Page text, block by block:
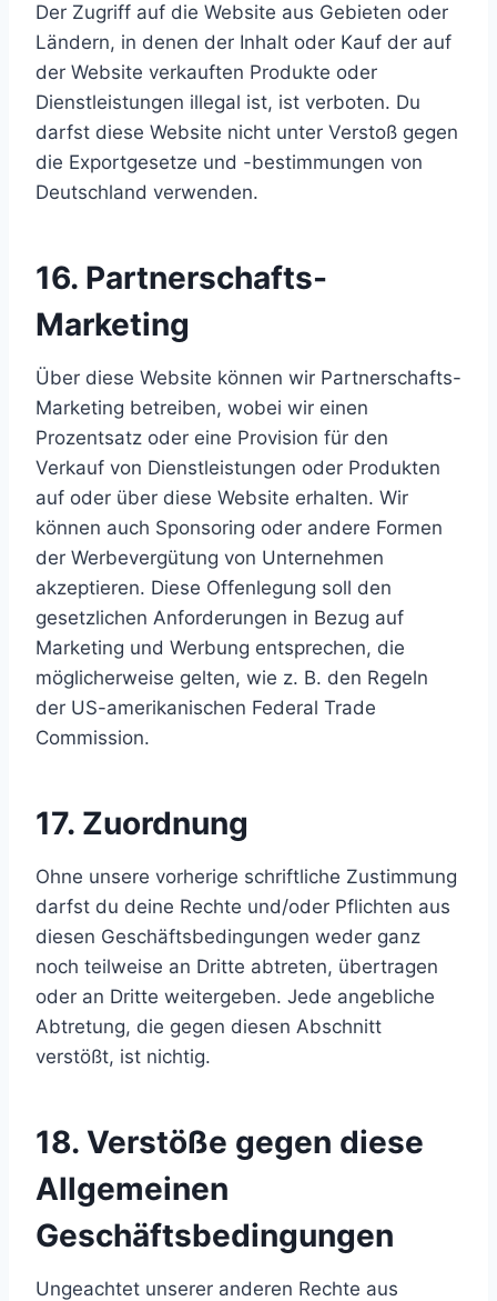
Der Zugriff auf die Website aus Gebieten oder
Ländern, in denen der Inhalt oder Kauf der auf
der Website verkauften Produkte oder
Dienstleistungen illegal ist, ist verboten. Du
darfst diese Website nicht unter Verstoß gegen
die Exportgesetze und -bestimmungen von
Deutschland verwenden.
16. Partnerschafts-
Marketing
Über diese Website können wir Partnerschafts-
Marketing betreiben, wobei wir einen
Prozentsatz oder eine Provision für den
Verkauf von Dienstleistungen oder Produkten
auf oder über diese Website erhalten. Wir
können auch Sponsoring oder andere Formen
der Werbevergütung von Unternehmen
akzeptieren. Diese Offenlegung soll den
gesetzlichen Anforderungen in Bezug auf
Marketing und Werbung entsprechen, die
möglicherweise gelten, wie z. B. den Regeln
der US-amerikanischen Federal Trade
Commission.
17. Zuordnung
Ohne unsere vorherige schriftliche Zustimmung
darfst du deine Rechte und/oder Pflichten aus
diesen Geschäftsbedingungen weder ganz
noch teilweise an Dritte abtreten, übertragen
oder an Dritte weitergeben. Jede angebliche
Abtretung, die gegen diesen Abschnitt
verstößt, ist nichtig.
18. Verstöße gegen diese
Allgemeinen
Geschäftsbedingungen
Ungeachtet unserer anderen Rechte aus